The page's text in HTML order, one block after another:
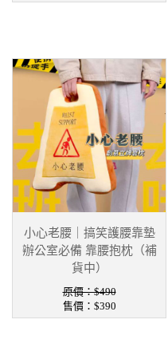
小心老腰｜搞笑護腰靠墊
辦公室必備 靠腰抱枕（補
貨中）
原價：$490
售價： $390